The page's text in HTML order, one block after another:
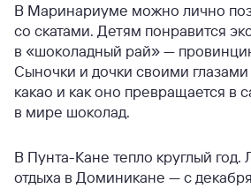
В Маринариуме можно лично
со скатами. Детям понравится
в «шоколадный рай» —
Сыночки и дочки своими глазами
какао и как оно превращается в
в мире шоколад.
В Пунта-Кане тепло круглый
отдыха в Доминикане — с